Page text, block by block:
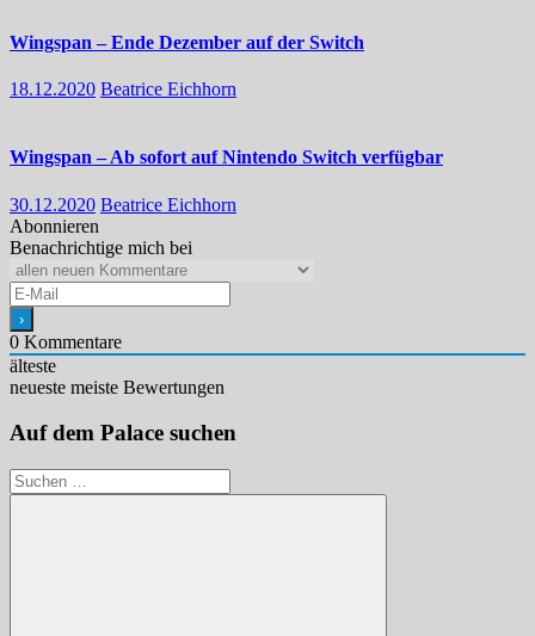
Wingspan – Ende Dezember auf der Switch
18.12.2020 Beatrice Eichhorn
Wingspan – Ab sofort auf Nintendo Switch verfügbar
30.12.2020 Beatrice Eichhorn
Abonnieren
Benachrichtige mich bei
0 Kommentare
älteste
neueste meiste Bewertungen
Auf dem Palace suchen
Suchen
nach: